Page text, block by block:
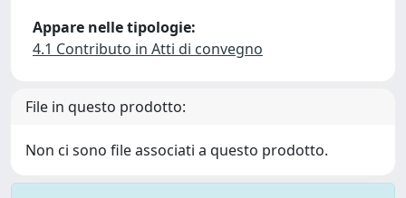
Appare nelle tipologie:
4.1 Contributo in Atti di convegno
File in questo prodotto:
Non ci sono file associati a questo prodotto.